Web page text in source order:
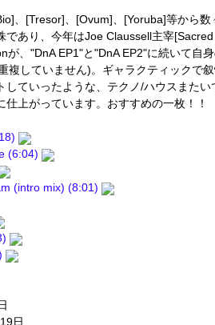
、[Tresor]、[Ovum]、[Yoruba]等から
であり、今年はJoe Claussell主宰
が、"DnA EP1"と"DnA EP2"に続いて自
複していません)。ギャラクティックで
していったような、テクノ/ハウスまた
仕上がっています。おすすめの一枚！！
(6:04)
(intro mix) (8:01)
日